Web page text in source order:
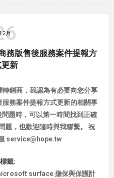
月
務版售後服務案件提報方
新
銷商，我認為有必要向您分享
務案件提報方式更新的相關事
題時，可以第一時間找到正確
題，也歡迎隨時與我聯繫。 祝
service@hope.tw
標籤:
surface 擔保與保護計